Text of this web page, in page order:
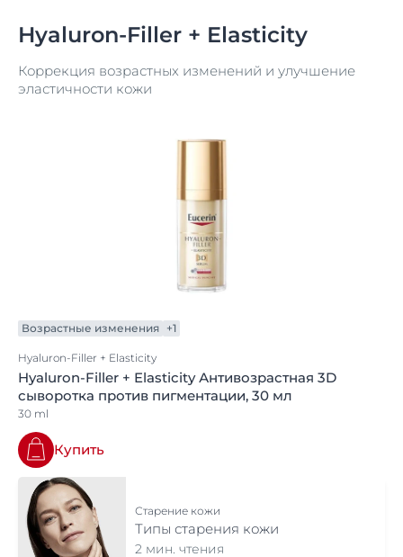
Hyaluron-Filler + Elasticity
Коррекция возрастных изменений и улучшение
эластичности кожи
Возрастные изменения +1
Hyaluron-Filler + Elasticity
Hyaluron-Filler + Elasticity Антивозрастная 3D
сыворотка против пигментации, 30 мл
30 ml
Купить
Старение кожи
Типы старения кожи
2 мин. чтения